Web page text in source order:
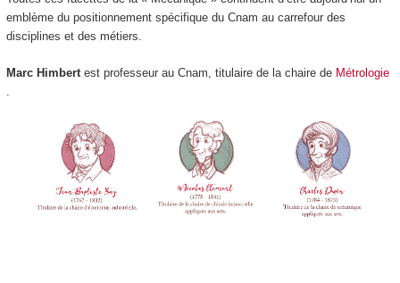
emblème du positionnement spécifique du Cnam au carrefour des
disciplines et des métiers.
Marc Himbertest professeur au Cnam, titulaire de la chaire de Métrologie